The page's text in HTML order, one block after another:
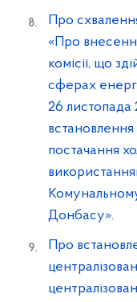
Про
«Про
комісії, що
сферах
26
постачання
Донбасу».
Про